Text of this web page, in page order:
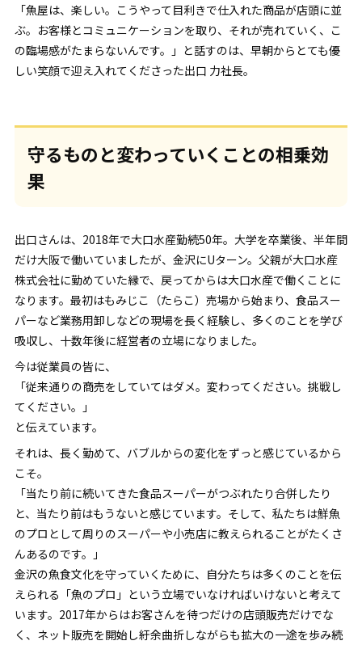
「魚屋は、楽しい。こうやって目利きで仕入れた商品が店頭に並
ぶ。お客様とコミュニケーションを取り、それが売れていく、こ
の臨場感がたまらないんです。」と話すのは、早朝からとても優
しい笑顔で迎え入れてくださった出口 力社長。
守るものと変わっていくことの相乗効
果
出口さんは、2018年で大口水産勤続50年。大学を卒業後、半年間
だけ大阪で働いていましたが、金沢にUターン。父親が大口水産
株式会社に勤めていた縁で、戻ってからは大口水産で働くことに
なります。最初はもみじこ（たらこ）売場から始まり、食品スー
パーなど業務用卸しなどの現場を長く経験し、多くのことを学び
吸収し、十数年後に経営者の立場になりました。
今は従業員の皆に、
「従来通りの商売をしていてはダメ。変わってください。挑戦し
てください。」
と伝えています。
それは、長く勤めて、バブルからの変化をずっと感じているから
こそ。
「当たり前に続いてきた食品スーパーがつぶれたり合併したり
と、当たり前はもうないと感じています。そして、私たちは鮮魚
のプロとして周りのスーパーや小売店に教えられることがたくさ
んあるのです。」
金沢の魚食文化を守っていくために、自分たちは多くのことを伝
えられる「魚のプロ」という立場でいなければいけないと考えて
います。2017年からはお客さんを待つだけの店頭販売だけでな
く、ネット販売を開始し紆余曲折しながらも拡大の一途を歩み続